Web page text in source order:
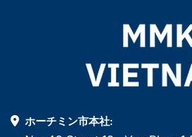
ホーチミン市本社: